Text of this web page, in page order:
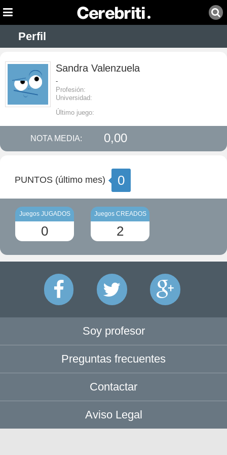
Perfil
Sandra Valenzuela
-
Profesión:
Universidad:
Último juego:
NOTA MEDIA: 0,00
PUNTOS (último mes) 0
Juegos JUGADOS
0
Juegos CREADOS
2
Soy profesor
Preguntas frecuentes
Contactar
Aviso Legal